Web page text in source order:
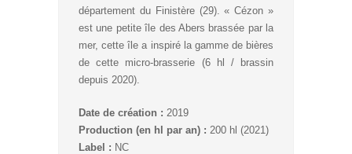
département du Finistère (29). « Cézon »
est une petite île des Abers brassée par la
mer, cette île a inspiré la gamme de bières
de cette micro-brasserie (6 hl / brassin
depuis 2020).
Date de création : 2019
Production (en hl par an) : 200 hl (2021)
Label : NC